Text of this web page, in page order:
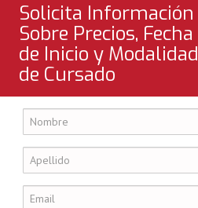
Solicita Información
Sobre Precios, Fecha
de Inicio y Modalidad
de Cursado